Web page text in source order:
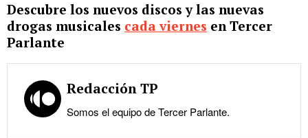
Descubre los nuevos discos y las nuevas
drogas musicales cada viernes en Tercer
Parlante
Redacción TP
Somos el equipo de Tercer Parlante.